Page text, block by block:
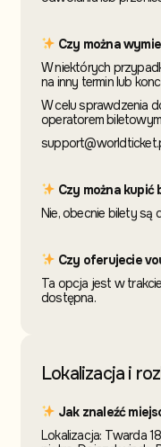
Czy można
W niektórych
na inny terminlub
W celu sprawdzenia
operatorem
Czy można
Nie, obecnie bilety są
Czy oferujecie
Ta opcja jest w
dostępna.
Lokalizacja i
Jak znaleźć
Lokalizacja: Twarda